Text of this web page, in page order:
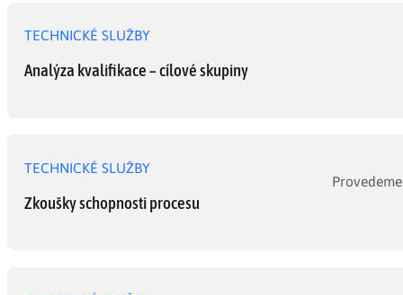
TECHNICKÉ SLUŽBY
Analýza kvalifikace – cílové skupiny
TECHNICKÉ SLUŽBY
Zkoušky schopnosti procesu